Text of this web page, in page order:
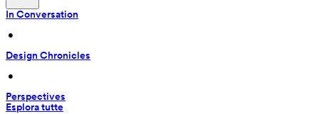
In Conversation
•
Design Chronicles
•
Perspectives
Esplora tutte